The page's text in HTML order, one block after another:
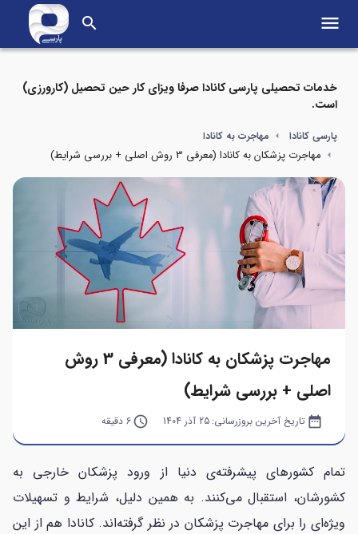
search menu
خدمات تحصیلی پارسی کانادا صرفا ویزای کار حین تحصیل (کارورزی)
است.
پارسی کانادا مهاجرت به کانادا
مهاجرت پزشکان به کانادا (معرفی 3 روش اصلی + بررسی شرایط)
مهاجرت پزشکان به کانادا (معرفی 3 روش
اصلی + بررسی شرایط)
date_range تاریخ آخرین بروزرسانی: 25 آذر 1404 query_builder6 دقیقه
تمام کشورهای پیشرفته‌ی دنیا از ورود پزشکان خارجی به
کشورشان، استقبال می‌کنند. به همین دلیل، شرایط و تسهیلات
ویژه‌ای را برای مهاجرت پزشکان در نظر گرفته‌اند. کانادا هم از این